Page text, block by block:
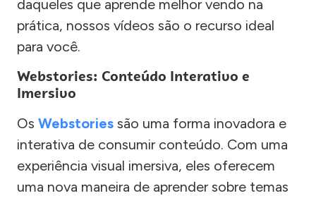
daqueles que aprende melhor vendo na
prática, nossos vídeos são o recurso ideal
para você.
Webstories: Conteúdo Interativo e
Imersivo
Os Webstories são uma forma inovadora e
interativa de consumir conteúdo. Com uma
experiência visual imersiva, eles oferecem
uma nova maneira de aprender sobre temas